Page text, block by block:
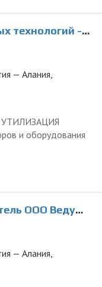
Утилизирующая Компания
— Алания,
УТИЛИЗАЦИЯ
и оборудования
Компания
— Алания,